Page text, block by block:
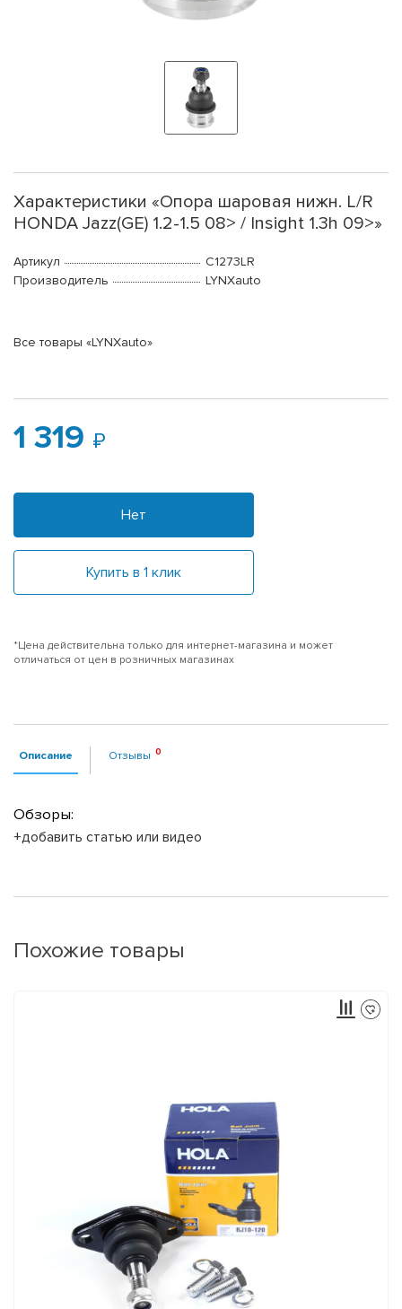
Характеристики «Опора шаровая нижн. L/R
HONDA Jazz(GE) 1.2-1.5 08> / Insight 1.3h 09>»
Артикул
C1273LR
Производитель
LYNXauto
Все товары «LYNXauto»
1 319
Нет
Купить в 1 клик
*Цена действительна только для интернет-магазина и может
отличаться от цен в розничных магазинах
Описание Отзывы
Обзоры:
+добавить статью или видео
Похожие товары